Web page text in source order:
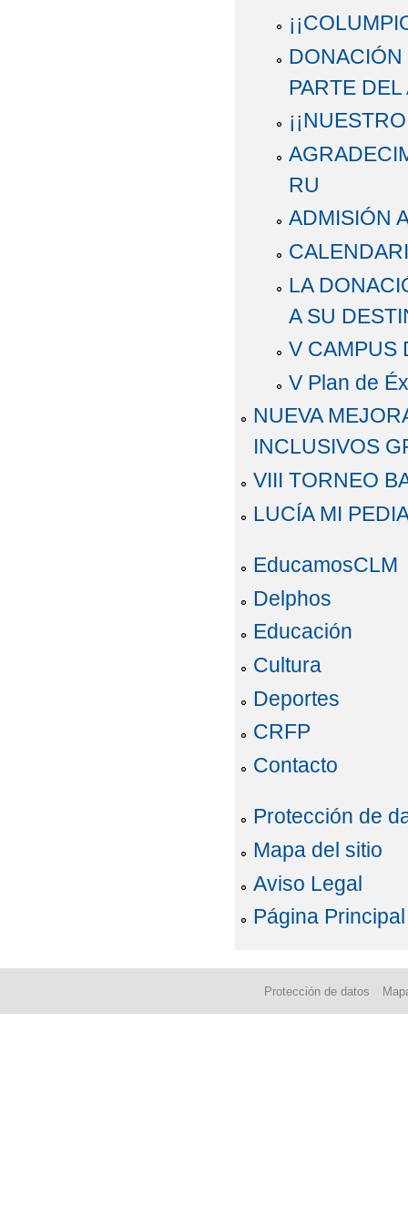
DONACIÓN
PARTE DEL
RU
ADMISIÓN
LA
A SU
V CAMPUS
V Plan de
NUEVA
INCLUSIVOS
VIII TORNEO
LUCÍA MI
EducamosCLM
Delphos
Educación
Cultura
Deportes
CRFP
Contacto
Protección de
Mapa del sitio
Aviso Legal
Página Principal
Protección de datos